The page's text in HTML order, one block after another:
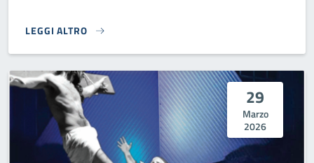
LEGGI ALTRO
SAN VENDEMIANO SI MOSTRA: LA 25ª ESPOSIZIONE DI
29
Marzo
2026